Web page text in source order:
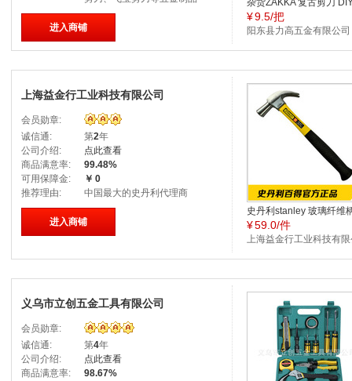
进入商铺
杂货ZAKKA 复古剪刀
工家用十字绣 全钢镀钛
大号鹦鹉嘴
¥9.5/把
阳东县力高五金有限公司
上海益金行工业科技有限公司
会员勋章:
诚信通:
第2年
公司介绍:
点此查看
商品满意率:
99.48%
可用保障金:
￥ 0
推荐理由:
中国最大的史丹利代理商
进入商铺
史丹利stanley 玻璃纤维
角锤20 OZ 51-072-23 自
必备榔头
¥59.0/件
上海益金行工业科技有
义乌市立创五金工具有限公司
会员勋章:
诚信通:
第4年
公司介绍:
点此查看
商品满意率:
98.67%